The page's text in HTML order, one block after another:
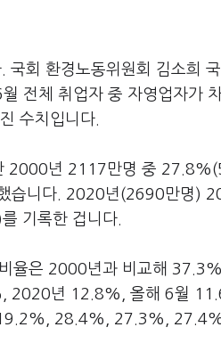
회 환경노동위원회 김소희
전체 취업자 중 자영업자가
수치입니다.
2000년 2117만명 중
습니다. 2020년(2690만명)
기록한 겁니다.
율은 2000년과 비교해
년 12.8%, 올해 6월
28.4%, 27.3%, 27.4%